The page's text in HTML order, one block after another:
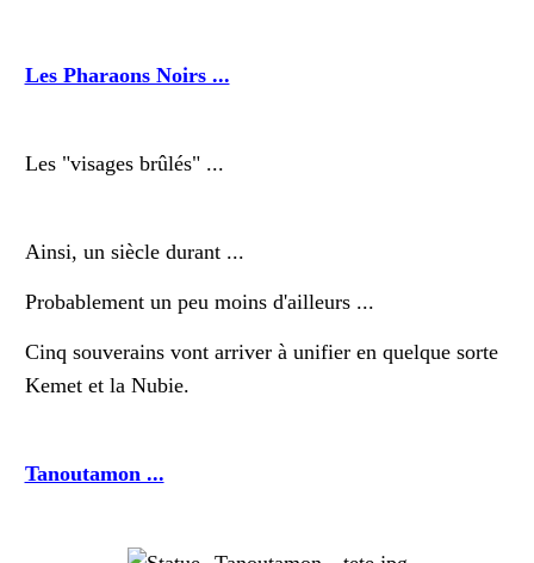
Les Pharaons Noirs ...
Les "visages brûlés" ...
Ainsi, un siècle durant ...
Probablement un peu moins d'ailleurs ...
Cinq souverains vont arriver à unifier en quelque sorte
Kemet et la Nubie.
Tanoutamon ...